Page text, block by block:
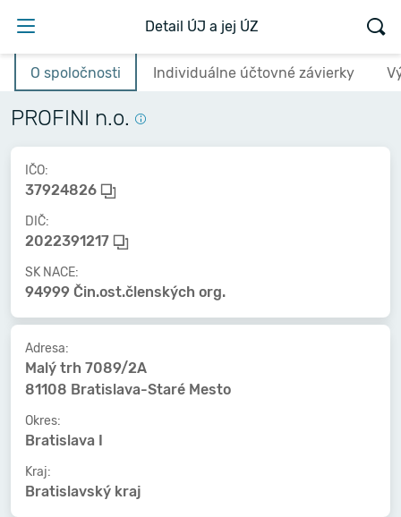
Detail ÚJ a jej ÚZ
O spoločnosti Individuálne účtovné závierky
PROFINI n.o.
IČO:
37924826
DIČ:
2022391217
SK NACE:
94999 Čin.ost.členských org.
Adresa:
Malý trh 7089/2A
81108 Bratislava-Staré Mesto
Okres:
Bratislava I
Kraj:
Bratislavský kraj